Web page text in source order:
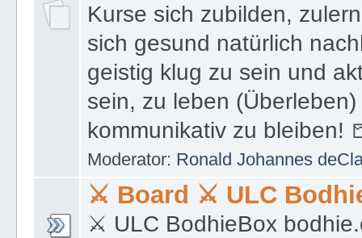
Kurse sich zubilden,
sich gesund natürlich
geistig klug zu sein und
sein, zu leben
kommunikativ zu bleiben!
Moderator: Ronald Johannes
⚔ Board ⚔ ULC
⚔ ULC BodhieBox